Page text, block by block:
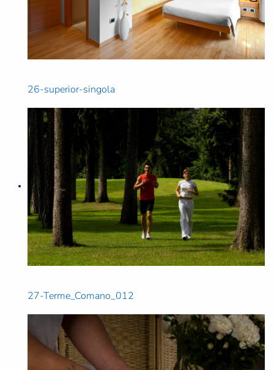
26-superior-singola
27-Terme_Comano_012